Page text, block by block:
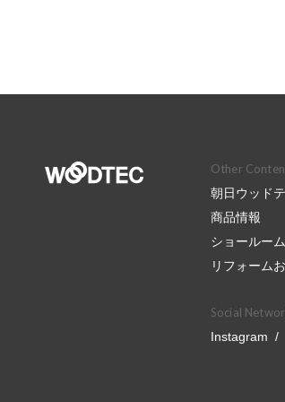
Other
朝日ウッド
商品情報
ショールーム
リフォーム
Social
Instagram